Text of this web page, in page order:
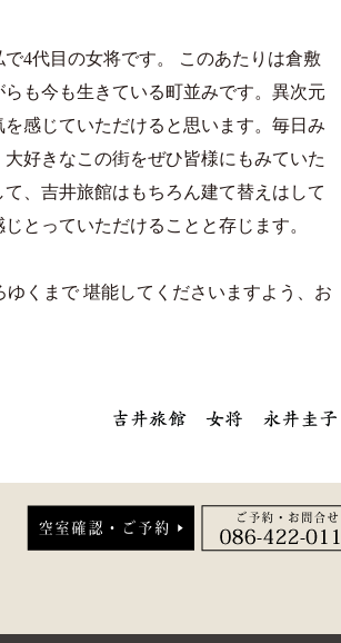
4代目の女将です。 このあたりは倉敷
も今も生きている町並みです。異次元
感じていただけると思います。毎日み
好きなこの街をぜひ皆様にもみていた
、吉井旅館はもちろん建て替えはして
とっていただけることと存じます。
くまで 堪能してくださいますよう、お